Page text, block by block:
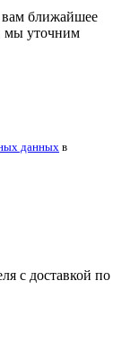
ближайшее
мы уточним
данных в
с доставкой по